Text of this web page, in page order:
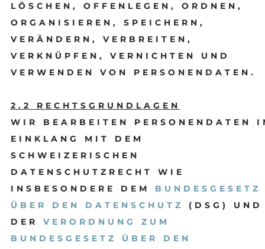
LÖSCHEN, OFFENLEGEN, ORDNEN,
ORGANISIEREN, SPEICHERN,
VERÄNDERN, VERBREITEN,
VERKNÜPFEN, VERNICHTEN UND
VERWENDEN VON PERSONENDATEN.
2.2 RECHTSGRUNDLAGEN
WIR BEARBEITEN PERSONENDATEN
EINKLANG MIT DEM
SCHWEIZERISCHEN
DATENSCHUTZRECHT WIE
INSBESONDERE DEM BUNDESGESETZ
ÜBER DEN DATENSCHUTZ
(DSG) UND
DER VERORDNUNG ZUM
BUNDESGESETZ ÜBER DEN